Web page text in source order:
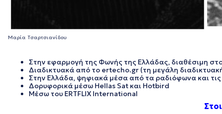
Μαρία Τσαρτσιανίδου
Στην εφαρμογή της Φωνής της Ελλάδας, διαθέσιμη
Διαδικτυακά από το ertecho.gr (τη μεγάλη
Στην Ελλάδα, ψηφιακά μέσα από τα ραδιόφωνα και
Δορυφορικά μέσω Hellas Sat και Hotbird
Μέσω του ERTFLIX International